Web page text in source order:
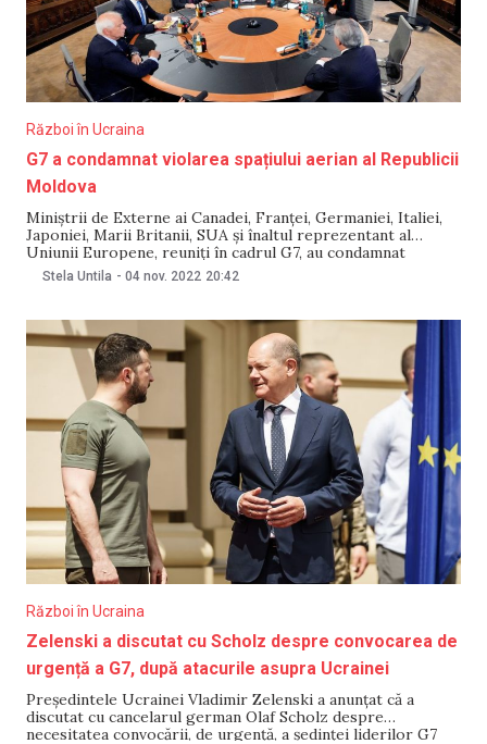
Război în Ucraina
G7 a condamnat violarea spațiului aerian al Republicii
Moldova
Miniștrii de Externe ai Canadei, Franței, Germaniei, Italiei,
Japoniei, Marii Britanii, SUA și înaltul reprezentant al
Uniunii Europene, reuniți în cadrul G7, au condamnat
agresiunea Rusiei în Ucraina. În declarația publicată pe 4
Stela Untila - 04 nov. 2022 20:42
Război în Ucraina
Zelenski a discutat cu Scholz despre convocarea de
urgență a G7, după atacurile asupra Ucrainei
Președintele Ucrainei Vladimir Zelenski a anunțat că a
discutat cu cancelarul german Olaf Scholz despre
necesitatea convocării, de urgență, a ședinței liderilor G7